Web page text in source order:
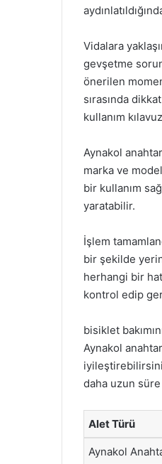
Vidalara
gevşetme
önerilen
sırasında
kullanım
Aynakol
marka ve
bir kullanım
yaratabilir.
İşlem
bir şekilde
herhangi bir
kontrol edip
bisiklet
Aynakol
daha uzun süre
Alet Türü
Aynakol